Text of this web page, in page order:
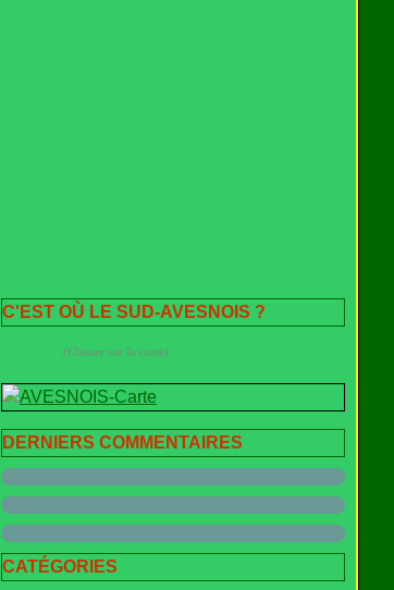
C'EST OÙ LE SUD-AVESNOIS ?
(Cliquer sur la carte)
DERNIERS COMMENTAIRES
CATÉGORIES